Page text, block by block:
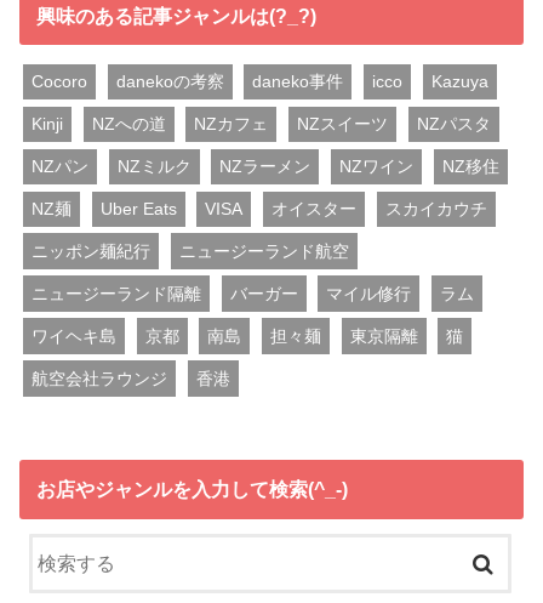
興味のある記事ジャンルは(?_?)
Cocoro danekoの考察 daneko事件 icco Kazuya
Kinji NZへの道 NZカフェ NZスイーツ NZパスタ
NZパン NZミルク NZラーメン NZワイン NZ移住
NZ麺 Uber Eats VISA オイスター スカイカウチ
ニッポン麺紀行 ニュージーランド航空
ニュージーランド隔離 バーガー マイル修行 ラム
ワイヘキ島 京都 南島 担々麺 東京隔離 猫
航空会社ラウンジ 香港
お店やジャンルを入力して検索(^_-)